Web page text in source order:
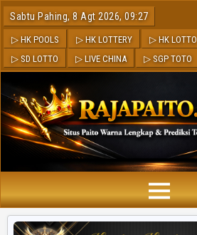
Sabtu Pahing, 8 Agt 2026, 09:27
▷ HK POOLS ▷ HK LOTTERY ▷ HK LOTTO
▷ SD LOTTO
▷ LIVE CHINA ▷ SGP TOTO